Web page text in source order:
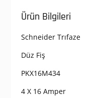
Ürün Bilgileri
Schneider Trıfaze
Düz Fiş
PKX16M434
4 X 16 Amper